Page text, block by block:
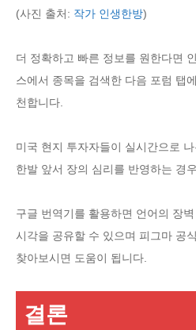
(사진 출처: 작가 인생한방)
더 정확하고 빠른 정보를 원한다면
스에서 종목을 검색한 다음 포럼 탭
천합니다.
미국 현지 투자자들이 실시간으로
한발 앞서 장의 심리를 반영하는 경
구글 번역기를 활용하면 언어의 장
시각을 공유할 수 있으며 피그마 공
찾아보시면 도움이 됩니다.
결론